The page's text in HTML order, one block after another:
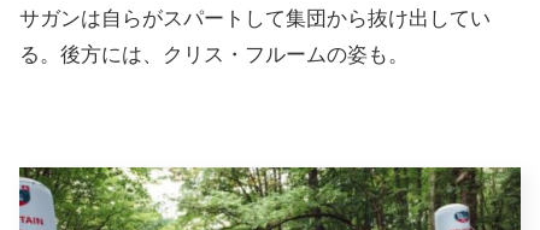
サガンは自らがスパートして集団から抜け出してい
る。後方には、クリス・フルームの姿も。